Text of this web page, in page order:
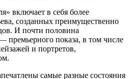
включает в себя более
созданных преимущественно
И почти половина
премьерного показа, в том числе
и портретов,
самые разные состояния